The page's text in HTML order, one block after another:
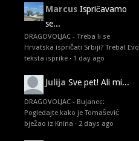
Marcus Ispričavamo
se...
DRAGOVOLJAC - Treba li se
Hrvatska ispričati Srbiji? Treba! Evo
teksta isprike · 1 day ago
Julija Sve pet! Ali mi...
DRAGOVOLJAC - Bujanec:
Pogledajte kako je Tomašević
bježao iz Knina · 2 days ago